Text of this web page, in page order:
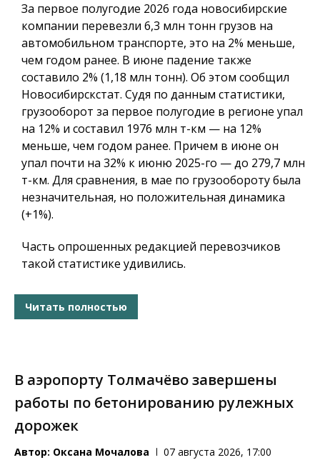
За первое полугодие 2026 года новосибирские
компании перевезли 6,3 млн тонн грузов на
автомобильном транспорте, это на 2% меньше,
чем годом ранее. В июне падение также
составило 2% (1,18 млн тонн). Об этом сообщил
Новосибирскстат. Судя по данным статистики,
грузооборот за первое полугодие в регионе упал
на 12% и составил 1976 млн т-км — на 12%
меньше, чем годом ранее. Причем в июне он
упал почти на 32% к июню 2025-го — до 279,7 млн
т-км. Для сравнения, в мае по грузообороту была
незначительная, но положительная динамика
(+1%).
Часть опрошенных редакцией перевозчиков
такой статистике удивились.
Читать полностью
В аэропорту Толмачёво завершены
работы по бетонированию рулежных
дорожек
Автор: Оксана Мочалова 07 августа 2026, 17:00